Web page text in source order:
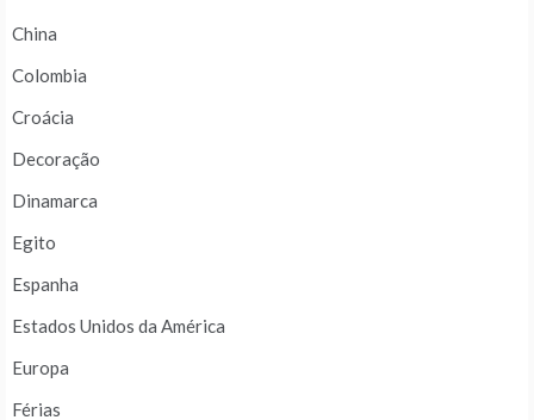
China
Colombia
Croácia
Decoração
Dinamarca
Egito
Espanha
Estados Unidos da América
Europa
Férias